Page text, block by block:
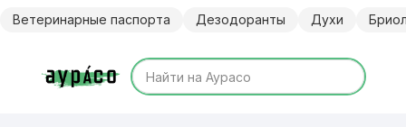
Ветеринарные паспорта Дезодоранты Духи